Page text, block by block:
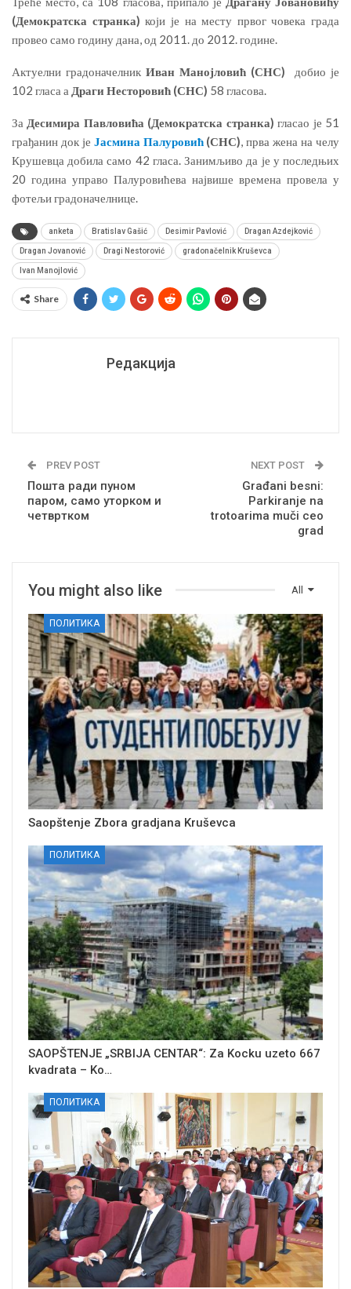
(Демократска странка) који је на месту првог човека града
провео само годину дана, од 2011. до 2012. године.
Актуелни градоначелник Иван Манојловић (СНС) добио је
102 гласа а Драги Несторовић (СНС) 58 гласова.
За Десимира Павловића (Демократска странка) гласао је 51
грађанин док је Јасмина Палуровић(СНС), прва жена на челу
Крушевца добила само 42 гласа. Занимљиво да је у последњих
20 година управо Палуровићева највише времена провела у
фотељи градоначелнице.
anketa Bratislav Gašić Desimir Pavlović Dragan Azdejković
Dragan Jovanović Dragi Nestorović gradonačelnik Kruševca
Ivan Manojlović
Share
Редакција
PREV POST
Пошта ради пуном
паром, само уторком и
четвртком
NEXT POST
Građani besni:
Parkiranje na
trotoarima muči ceo
grad
All
You might also like
ПОЛИТИКА
Saopštenje Zbora gradjana Kruševca
ПОЛИТИКА
SAOPŠTENJE „SRBIJA CENTAR“: Za Kocku uzeto 667
kvadrata – Ko…
ПОЛИТИКА